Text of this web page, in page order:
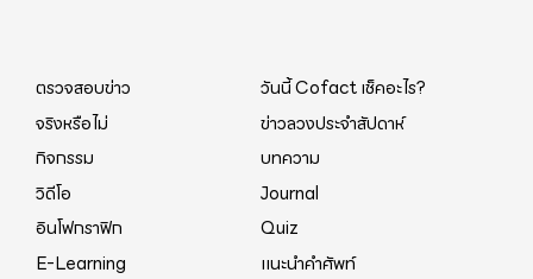
ตรวจสอบข่าว
วันนี้ Cofact เช็คอะไร?
จริงหรือไม่
ข่าวลวงประจำสัปดาห์
กิจกรรม
บทความ
วิดีโอ
Journal
อินโฟกราฟิก
Quiz
E-Learning
แนะนำคำศัพท์